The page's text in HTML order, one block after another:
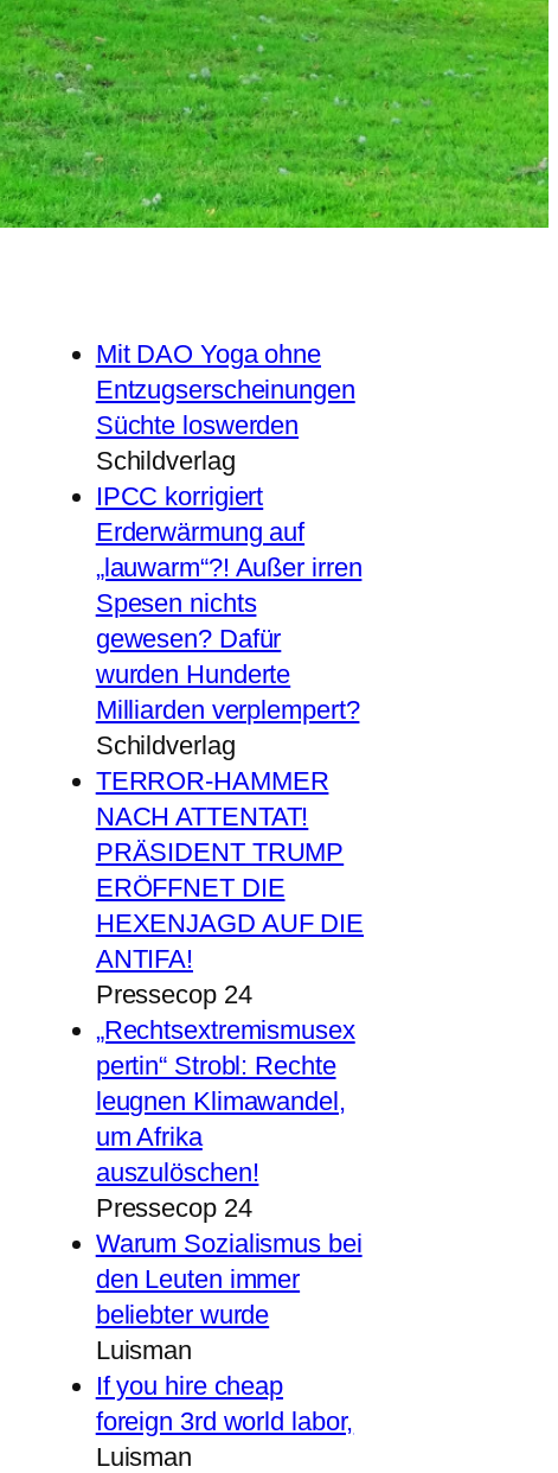
Mit DAO Yoga ohne
Entzugserscheinungen
Süchte loswerden
Schildverlag
IPCC korrigiert
Erderwärmung auf
„lauwarm“?! Außer irren
Spesen nichts
gewesen? Dafür
wurden Hunderte
Milliarden verplempert?
Schildverlag
TERROR-HAMMER
NACH ATTENTAT!
PRÄSIDENT TRUMP
ERÖFFNET DIE
HEXENJAGD AUF DIE
ANTIFA!
Pressecop 24
„Rechtsextremismusex
pertin“ Strobl: Rechte
leugnen Klimawandel,
um Afrika
auszulöschen!
Pressecop 24
Warum Sozialismus bei
den Leuten immer
beliebter wurde
Luisman
If you hire cheap
foreign 3rd world labor,
Luisman